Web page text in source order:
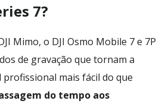
7?
Mimo, o DJI Osmo Mobile 7 e 7P
de gravação que tornam a
profissional mais fácil do que
do tempo aos